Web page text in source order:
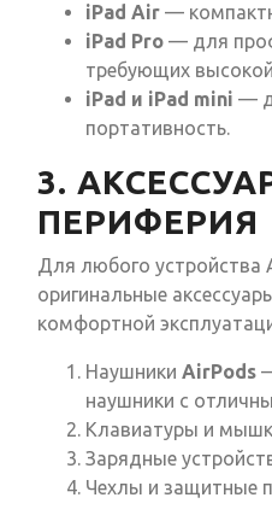
iPad Air —
iPad Pro — для
требующих
iPad и iPad mini —
портативность.
3.
ПЕРИФЕРИЯ
Для любого устройства
оригинальные
комфортной
Наушники AirPods
наушники с
Клавиатуры и
Зарядные
Чехлы и защитные